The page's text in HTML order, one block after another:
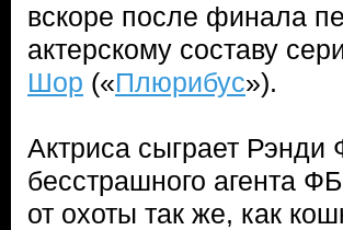
вскоре после финала
актерскому составу
Шор («Плюрибус»).
Актриса сыграет
бесстрашного агента
от охоты так же, как